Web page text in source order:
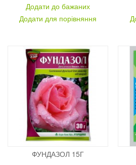
Додати до бажаних
Додати для порівняння
ФУНДАЗОЛ 15Г